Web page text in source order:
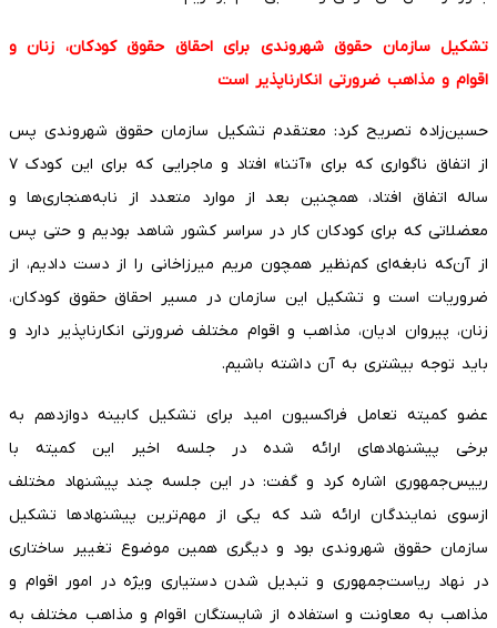
تشکیل سازمان حقوق شهروندی برای احقاق حقوق کودکان، زنان و
اقوام و مذاهب ضرورتی انکارناپذیر است
حسین‌زاده تصریح کرد: معتقدم تشکیل سازمان حقوق شهروندی پس
از اتفاق ناگواری که برای «آتنا» افتاد و ماجرایی که برای این کودک ۷
ساله اتفاق افتاد، همچنین بعد از موارد متعدد از نابه‌هنجاری‌ها و
معضلاتی که برای کودکان کار در سراسر کشور شاهد بودیم و حتی پس
از آن‌که نابغه‌ای کم‌نظیر همچون مریم میرزاخانی را از دست دادیم، از
ضروریات است و تشکیل این سازمان در مسیر احقاق حقوق کودکان،
زنان، پیروان ادیان، مذاهب و اقوام مختلف ضرورتی انکارناپذیر دارد و
باید توجه بیشتری به آن داشته باشیم.
عضو کمیته تعامل فراکسیون امید برای تشکیل کابینه دوازدهم به
برخی پیشنهادهای ارائه شده در جلسه اخیر این کمیته با
رییس‌جمهوری اشاره کرد و گفت: در این جلسه چند پیشنهاد مختلف
ازسوی نمایندگان ارائه شد که یکی از مهم‌ترین پیشنهاد‌ها تشکیل
سازمان حقوق شهروندی بود و دیگری همین موضوع تغییر ساختاری
در نهاد ریاست‌جمهوری و تبدیل شدن دستیاری ویژه در امور اقوام و
مذاهب به معاونت و استفاده از شایستگان اقوام و مذاهب مختلف به